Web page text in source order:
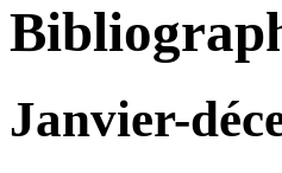
Janvier-